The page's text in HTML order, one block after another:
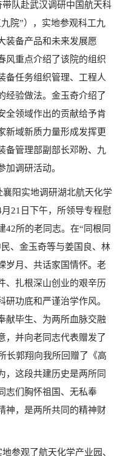
队赴武汉调研中国航天科
院”），实地参观科工九
装备产品和未来发展愿
风重点介绍了该院的组织
备任务组织管理、工程人
经验做法。金玉奇介绍了
全领域作出的贡献给予肯
新域新质力量形成发挥更
备管理部副部长邓盼、九
调研活动。
襄阳实地调研湖北航天化学
月 21 日下午，所领导专程慰
42所的老同志。在“同根同
、金玉奇等与姜国良、林
岁月、共话家国情怀。老
、扎根深山创业的艰辛历
功底和严谨治学作风。
献毕生、为两所血脉交融
，并向老同志代表赠发了
长郭翔向我所回赠了《高
，这段共建历史是两所同
志们胸怀祖国、无私奉
神，是两所共同的精神财
参观了航天化学产业园、